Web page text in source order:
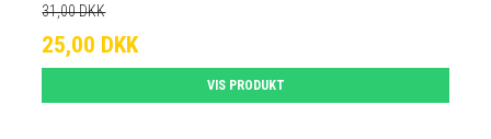
31,00 DKK
25,00 DKK
VIS PRODUKT